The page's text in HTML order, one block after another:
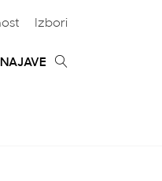
Izbori
NAJAVE